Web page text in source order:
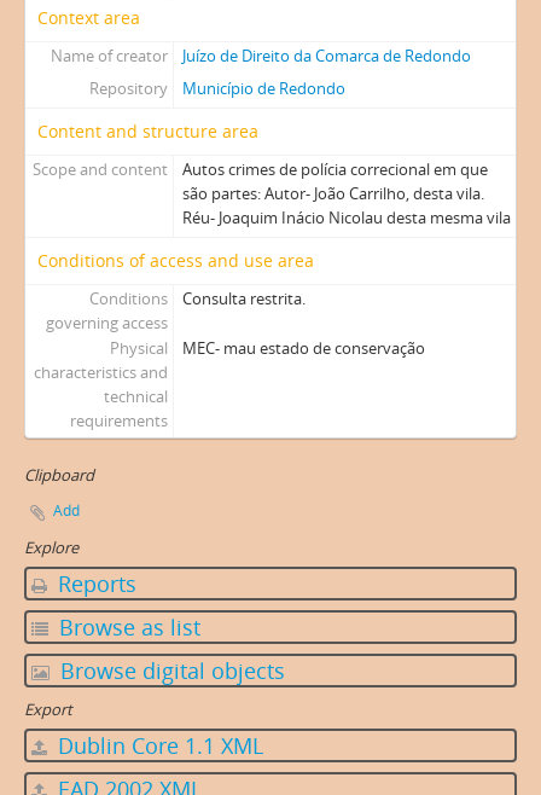
Context area
Name of creator
Juízo de Direito da Comarca de Redondo
Repository
Município de Redondo
Content and structure area
Scope and content
Autos crimes de polícia correcional em que
são partes: Autor- João Carrilho, desta vila.
Réu- Joaquim Inácio Nicolau desta mesma vila
Conditions of access and use area
Conditions
governing access
Consulta restrita.
Physical
characteristics and
technical
requirements
MEC- mau estado de conservação
Clipboard
Add
Explore
Reports
Browse as list
Browse digital objects
Export
Dublin Core 1.1 XML
EAD 2002 XML